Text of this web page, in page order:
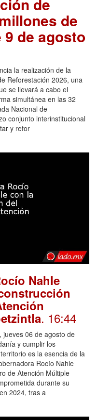
de
de agosto
la realización de la
Reforestación 2026, una
se llevará a cabo el
simultánea en las 32
Nacional de
conjunto interinstitucional
y refor
Nahle
. 16:44
jueves 06 de agosto de
y cumplir los
es la esencia de la
Rocío Nahle
de Atención Múltiple
durante su
2024, tras a